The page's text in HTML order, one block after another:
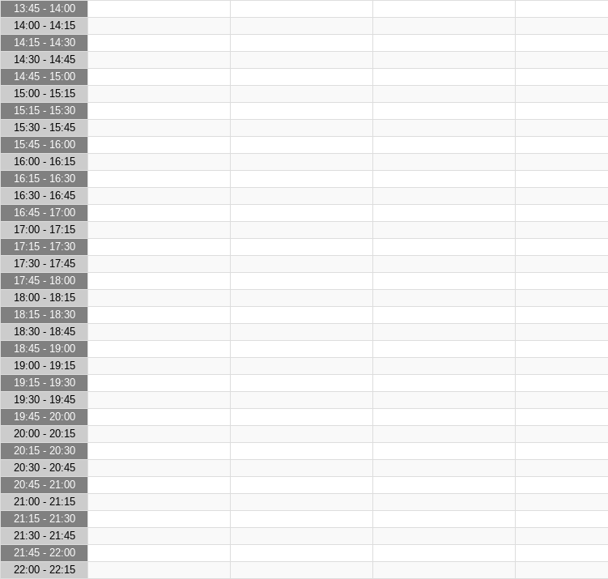
13:45 - 14:00
14:00 - 14:15
14:15 - 14:30
14:30 - 14:45
14:45 - 15:00
15:00 - 15:15
15:15 - 15:30
15:30 - 15:45
15:45 - 16:00
16:00 - 16:15
16:15 - 16:30
16:30 - 16:45
16:45 - 17:00
17:00 - 17:15
17:15 - 17:30
17:30 - 17:45
17:45 - 18:00
18:00 - 18:15
18:15 - 18:30
18:30 - 18:45
18:45 - 19:00
19:00 - 19:15
19:15 - 19:30
19:30 - 19:45
19:45 - 20:00
20:00 - 20:15
20:15 - 20:30
20:30 - 20:45
20:45 - 21:00
21:00 - 21:15
21:15 - 21:30
21:30 - 21:45
21:45 - 22:00
22:00 - 22:15